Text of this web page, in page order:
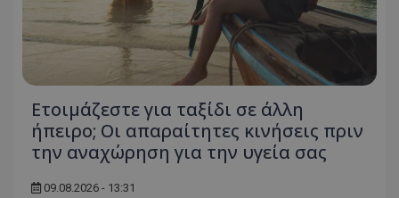
Ετοιμάζεστε για ταξίδι σε άλλη
ήπειρο; Οι απαραίτητες κινήσεις πριν
την αναχώρηση για την υγεία σας
09.08.2026 - 13:31